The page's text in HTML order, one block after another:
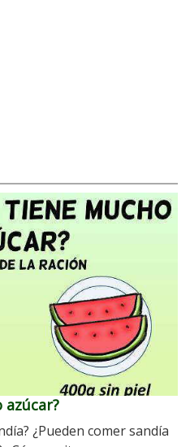
azúcar?
¿Pueden comer sandía